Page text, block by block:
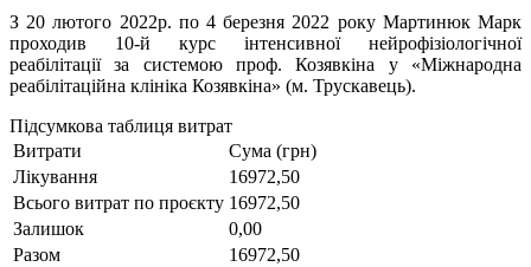
З 20 лютого 2022р. по 4 березня 2022 року Мартинюк Марк
проходив 10-й курс інтенсивної нейрофізіологічної
реабілітації за системою проф. Козявкіна у «Міжнародна
реабілітаційна клініка Козявкіна» (м. Трускавець).
Підсумкова таблиця витрат
Витрати
Сума (грн)
Лікування
16972,50
Всього витрат по проєкту 16972,50
Залишок
0,00
Разом
16972,50